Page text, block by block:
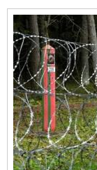
Сьмяротнае
Экалёгія
Правы працоўных
Сацыяльныя